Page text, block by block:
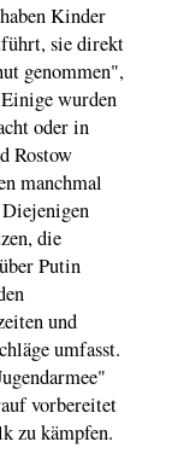
Kinder
sie direkt
genommen",
wurden
oder in
Rostow
manchmal
Diejenigen
die
Putin
und
umfasst.
vorbereitet
zu kämpfen.